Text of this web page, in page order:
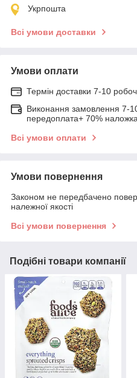
Укрпошта
Всі умови доставки
Умови оплати
Термін доставки 7-10
Виконання замовлення 7-
передоплата+ 70% наложка
Всі умови оплати
Умови повернення
Законом не передбачено
належної якості
Всі умови повернення
Подібні товари компанії